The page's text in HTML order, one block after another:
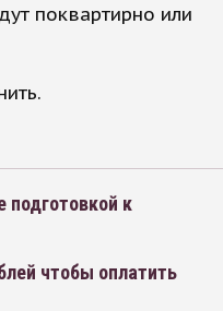
поквартирно или
подготовкой к
чтобы оплатить